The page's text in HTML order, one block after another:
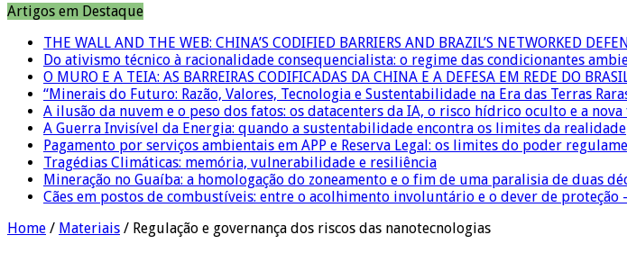
Artigos em Destaque
THE WALL AND THE WEB: CHINA’S CODIFIED BARRIERS AND BRAZIL’S NETWORKED
Do ativismo técnico à racionalidade consequencialista: o regime das condicionantes
O MURO E A TEIA: AS BARREIRAS CODIFICADAS DA CHINA E A DEFESA EM REDE DO
“Minerais do Futuro: Razão, Valores, Tecnologia e Sustentabilidade na Era das Terras
A ilusão da nuvem e o peso dos fatos: os datacenters da IA, o risco hídrico oculto e a
A Guerra Invisível da Energia: quando a sustentabilidade encontra os limites da realidade
Pagamento por serviços ambientais em APP e Reserva Legal: os limites do poder
Tragédias Climáticas: memória, vulnerabilidade e resiliência
Mineração no Guaíba: a homologação do zoneamento e o fim de uma paralisia de duas
Cães em postos de combustíveis: entre o acolhimento involuntário e o dever de
Home / Materiais / Regulação e governança dos riscos das nanotecnologias